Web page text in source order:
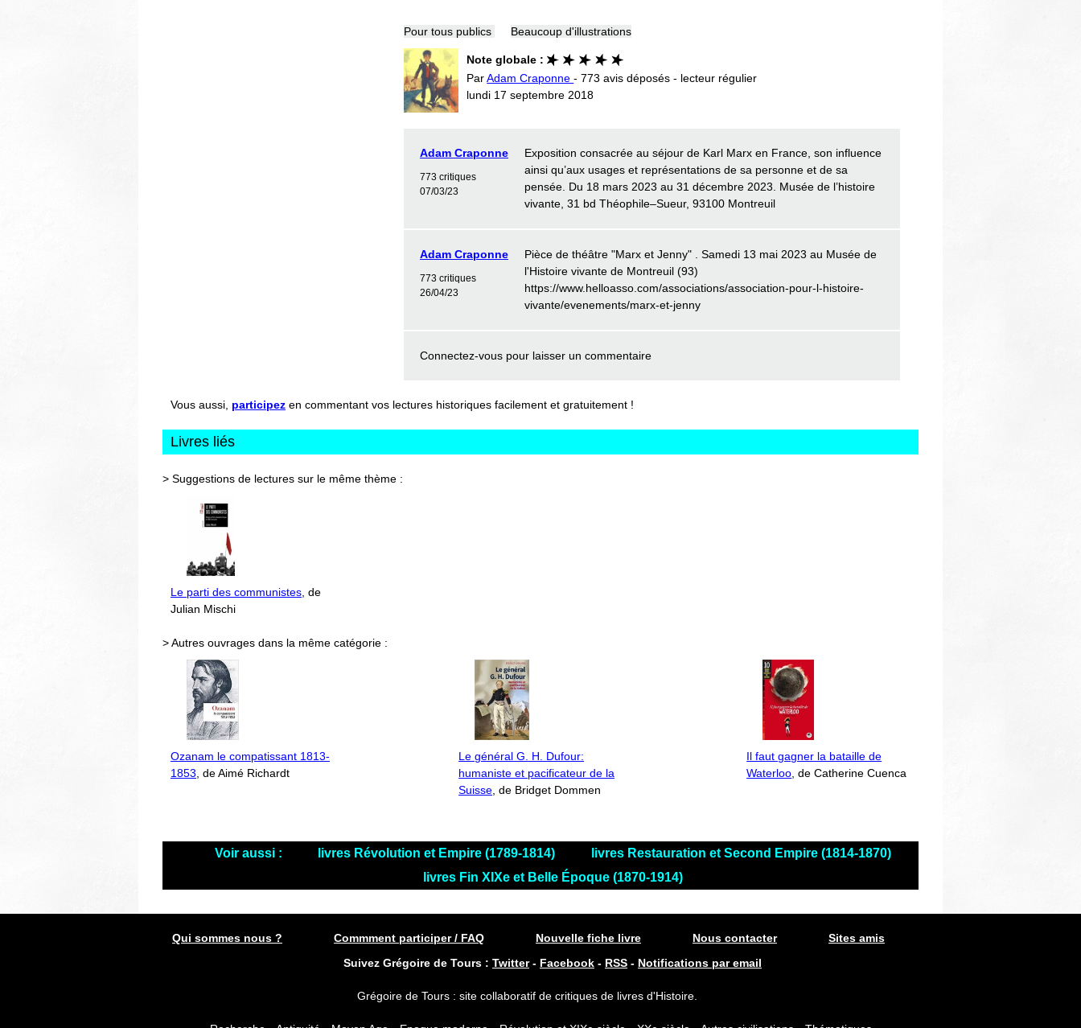
Pour tous publics Beaucoup d'illustrations
Note globale :
ParAdam Craponne- 773 avis déposés - lecteur régulier
lundi 17 septembre 2018
Adam Craponne
773 critiques
07/03/23
Exposition consacrée au séjour de Karl Marx en France, son influence
ainsi qu’aux usages et représentations de sa personne et de sa
pensée. Du 18 mars 2023 au 31 décembre 2023. Musée de l’histoire
vivante, 31 bd Théophile–Sueur, 93100 Montreuil
Adam Craponne
773 critiques
26/04/23
Pièce de théâtre "Marx et Jenny" . Samedi 13 mai 2023 au Musée de
l'Histoire vivante de Montreuil (93)
https://www.helloasso.com/associations/association-pour-l-histoire-
vivante/evenements/marx-et-jenny
Connectez-vous pour laisser un commentaire
Vous aussi, participez en commentant vos lectures historiques facilement et gratuitement !
Livres liés
> Suggestions de lectures sur le même thème :
Le parti des communistes, de
Julian Mischi
> Autres ouvrages dans la même catégorie :
Ozanam le compatissant 1813-
1853, de Aimé Richardt
Le général G. H. Dufour:
humaniste et pacificateur de la
Suisse, de Bridget Dommen
Il faut gagner la bataille de
Waterloo, de Catherine Cuenca
Voir aussi : livres Révolution et Empire (1789-1814)
livres Restauration et Second Empire (1814-1870)
livres Fin XIXe et Belle Époque (1870-1914)
Qui sommes nous ? Commment participer / FAQ Nouvelle fiche livre Nous contacter
Sites amis
Suivez Grégoire de Tours : Twitter- Facebook - RSS - Notifications par email
Grégoire de Tours : site collaboratif de critiques de livres d'Histoire.